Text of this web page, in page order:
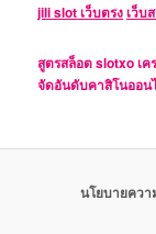
jili slot เว็บตรง เว็บ
สูตรสล็อตslotxo เค
จัดอันดับคาสิโนออน
นโยบายควา